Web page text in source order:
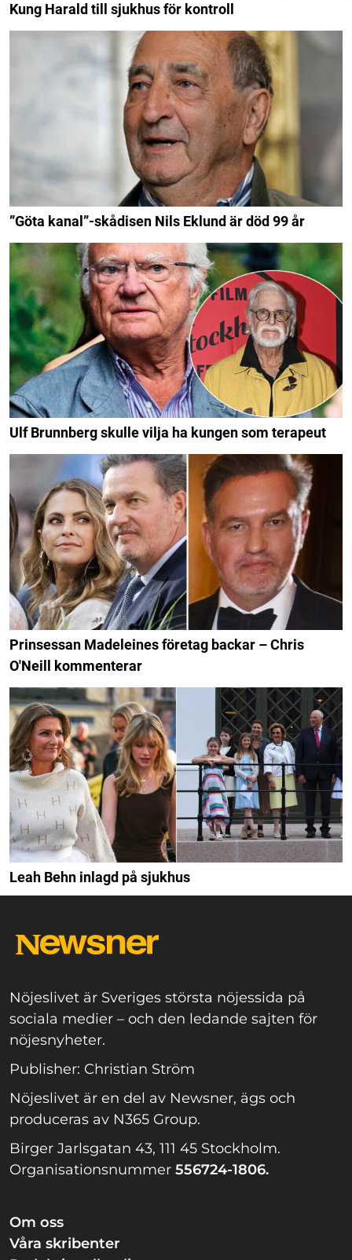
Kung Harald till sjukhus för kontroll
”Göta kanal”-skådisen Nils Eklund är död 99 år
Ulf Brunnberg skulle vilja ha kungen som terapeut
Prinsessan Madeleines företag backar – Chris
O'Neill kommenterar
Leah Behn inlagd på sjukhus
Nöjeslivet är Sveriges största nöjessida på
sociala medier – och den ledande sajten för
nöjesnyheter.
Publisher: Christian Ström
Nöjeslivet är en del av Newsner, ägs och
produceras av N365 Group.
Birger Jarlsgatan 43, 111 45 Stockholm.
Organisationsnummer 556724-1806.
Om oss
Våra skribenter